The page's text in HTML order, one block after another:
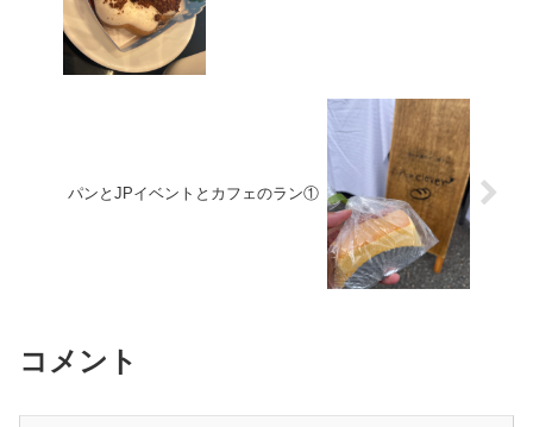
パンとJPイベントとカフェのラン①
コメント